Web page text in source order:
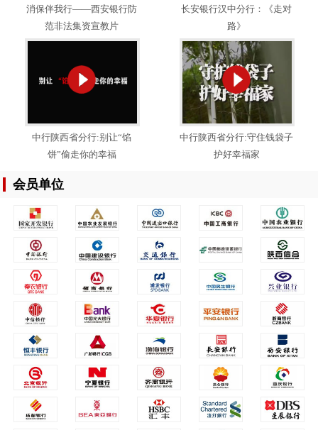
消保伴我行——西安银行防
范非法集资宣教片
长安银行汉中分行：《走对
路》
中行陕西省分行:别让“馅
饼”偷走你的幸福
中行陕西省分行:守住钱袋子
护好幸福家
会员单位